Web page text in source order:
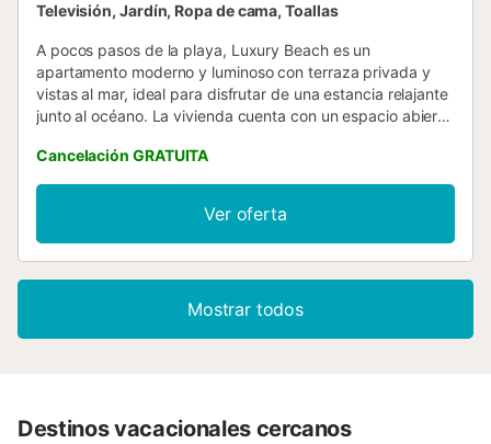
Televisión, Jardín, Ropa de cama, Toallas
A pocos pasos de la playa, Luxury Beach es un
apartamento moderno y luminoso con terraza privada y
vistas al mar, ideal para disfrutar de una estancia relajante
junto al océano. La vivienda cuenta con un espacio abierto
creando un ambiente práctico y acogedor tanto para
estancias cortas como largas. El balcón exterior es uno de
sus grandes atractivos, perfecto para disfrutar del sol,
desayunar al aire libre o contemplar amaneceres únicos
con vistas al mar. Ubicado en un complejo cuidado con
Cancelación GRATUITA
Ver oferta
Mostrar todos
Destinos vacacionales cercanos